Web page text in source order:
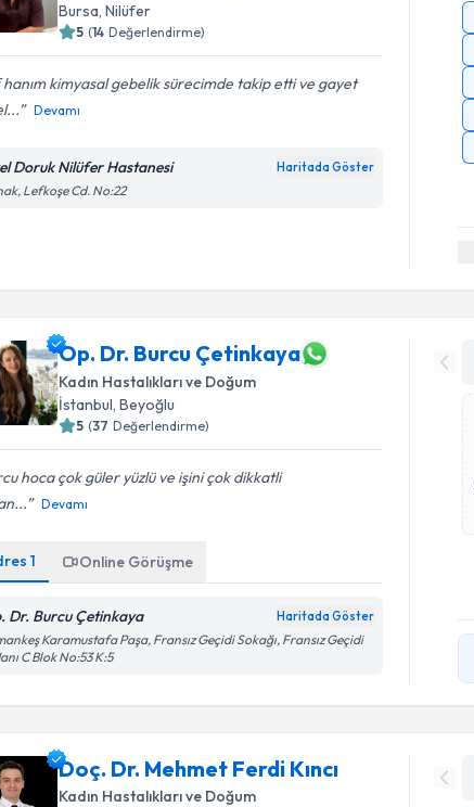
Bursa, Nilüfer
5 (14 Değerlendirme)
hanım kimyasal gebelik sürecimde takip etti ve gayet
Devamı
Doruk Nilüfer Hastanesi Haritada Göster
Lefkoşe Cd. No:22
Op. Dr. Burcu Çetinkaya
Kadın Hastalıkları ve Doğum
İstanbul , Beyoğlu
5 (37 Değerlendirme)
hoca çok güler yüzlü ve işini çok dikkatli
Devamı
1 Online Görüşme
Dr. Burcu Çetinkaya Haritada Göster
Karamustafa Paşa, Fransız Geçidi Sokağı, Fransız Geçidi
C Blok No:53 K:5
Doç. Dr. Mehmet Ferdi Kıncı
Kadın Hastalıkları ve Doğum